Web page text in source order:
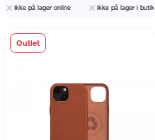
Ikke på lager online Ikke på lager i butik
Outlet